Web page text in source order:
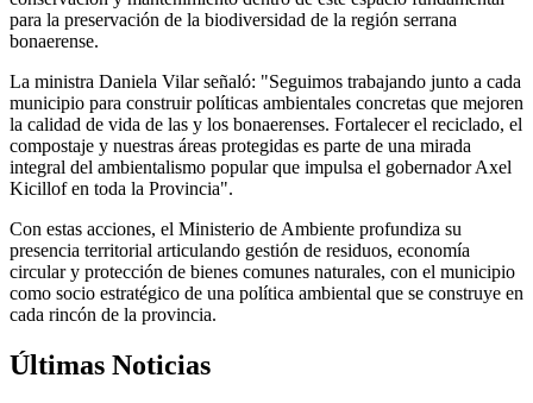
para la preservación de la biodiversidad de la región serrana
bonaerense.
La ministra Daniela Vilar señaló: "Seguimos trabajando junto a cada
municipio para construir políticas ambientales concretas que mejoren
la calidad de vida de las y los bonaerenses. Fortalecer el reciclado, el
compostaje y nuestras áreas protegidas es parte de una mirada
integral del ambientalismo popular que impulsa el gobernador Axel
Kicillof en toda la Provincia".
Con estas acciones, el Ministerio de Ambiente profundiza su
presencia territorial articulando gestión de residuos, economía
circular y protección de bienes comunes naturales, con el municipio
como socio estratégico de una política ambiental que se construye en
cada rincón de la provincia.
Últimas Noticias